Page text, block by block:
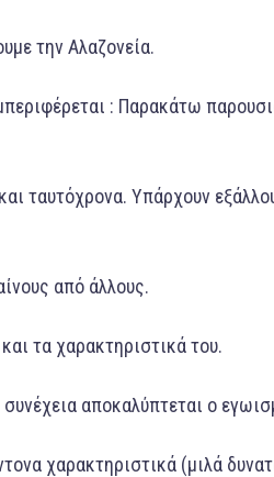
την Αλαζονεία.
: Παρακάτω
ταυτόχρονα. Υπάρχουν
από άλλους.
τα χαρακτηριστικά του.
αποκαλύπτεται ο
χαρακτηριστικά (μιλά